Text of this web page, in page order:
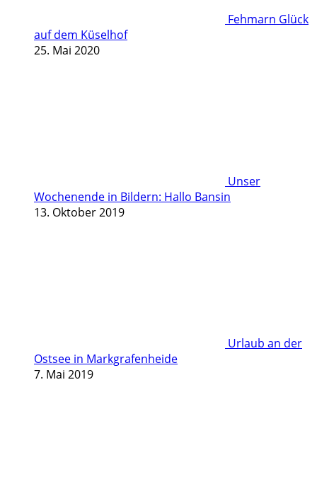
Fehmarn Glück
auf dem Küselhof
25. Mai 2020
Unser
Wochenende in Bildern: Hallo Bansin
13. Oktober 2019
Urlaub an der
Ostsee in Markgrafenheide
7. Mai 2019